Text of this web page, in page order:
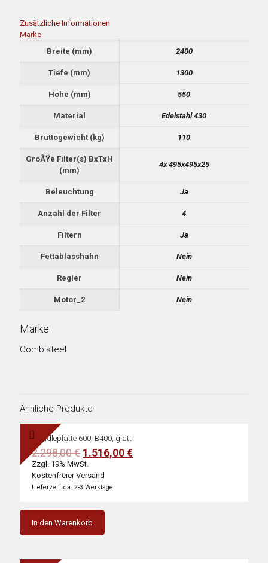
Zusätzliche Informationen
Marke
Breite (mm)
2400
Tiefe (mm) 1300
Hohe (mm) 550
Material Edelstahl 430
Bruttogewicht (kg) 110
GroÃŸe Filter(s) BxTxH
(mm)
4x 495x495x25
Beleuchtung Ja
Anzahl der Filter 4
Filtern Ja
Fettablasshahn Nein
Regler Nein
Motor_2 Nein
Marke
Combisteel
Ähnliche Produkte
Griddleplatte 600, B400, glatt
2.298,00€ Ursprünglicher
Preis
war:
2.298,00 €
1.516,00€Aktueller
Zzgl. 19% MwSt.
Kostenfreier Versand
Lieferzeit: ca. 2-3 Werktage
In den Warenkorb